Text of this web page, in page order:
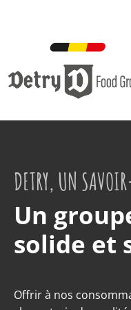
DETRY, UN
Un
solide et
Offrir à nos